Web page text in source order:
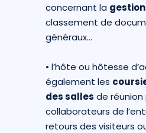
concernant la
classement de
généraux…
• l’hôte ou hôtesse
également les
des salles de réunion
collaborateurs de
retours des visiteurs